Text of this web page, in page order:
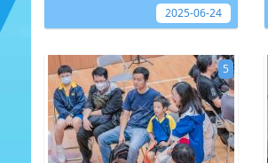
2025-06-24
5